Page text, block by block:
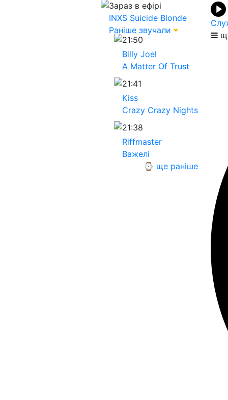
Зараз в ефірі
INXS Suicide Blonde
Раніше звучали
21:50
Billy Joel
A Matter Of Trust
21:41
Kiss
Crazy Crazy Nights
21:38
Riffmaster
Важелі
⌚ ще раніше